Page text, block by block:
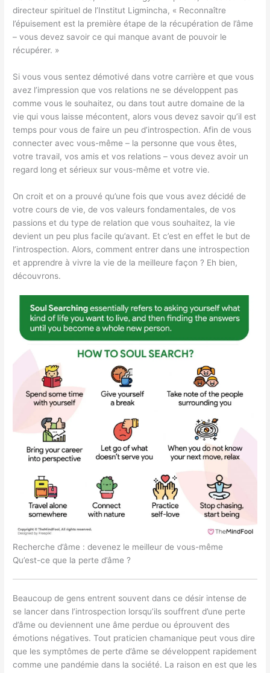
directeur spirituel de l’Institut Ligmincha, « Reconnaître
l’épuisement est la première étape de la récupération de l’âme
– vous devez savoir ce qui manque avant de pouvoir le
récupérer. »
Si vous vous sentez démotivé dans votre carrière et que vous
avez l’impression que vos relations ne se développent pas
comme vous le souhaitez, ou dans tout autre domaine de la
vie qui vous laisse mécontent, alors vous devez savoir qu’il est
temps pour vous de faire un peu d’introspection. Afin de vous
connecter avec vous-même – la personne que vous êtes,
votre travail, vos amis et vos relations – vous devez avoir un
regard long et sérieux sur vous-même et votre vie.
On croit et on a prouvé qu’une fois que vous avez décidé de
votre cours de vie, de vos valeurs fondamentales, de vos
passions et du type de relation que vous souhaitez, la vie
devient un peu plus facile qu’avant. Et c’est en effet le but de
l’introspection. Alors, comment entrer dans une introspection
et apprendre à vivre la vie de la meilleure façon ? Eh bien,
découvrons.
Recherche d’âme : devenez le meilleur de vous-même
Qu’est-ce que la perte d’âme ?
Beaucoup de gens entrent souvent dans ce désir intense de
se lancer dans l’introspection lorsqu’ils souffrent d’une perte
d’âme ou deviennent une âme perdue ou éprouvent des
émotions négatives. Tout praticien chamanique peut vous dire
que les symptômes de perte d’âme se développent rapidement
comme une pandémie dans la société. La raison en est que les